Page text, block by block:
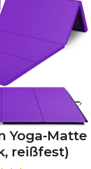
Yoga-Matte
reißfest)